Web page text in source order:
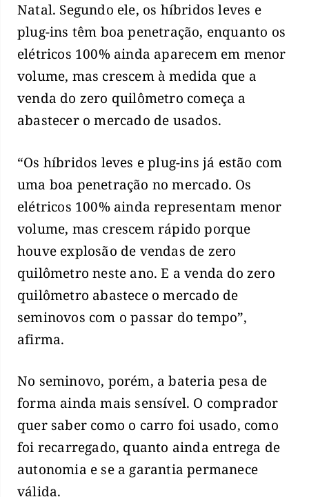
Natal. Segundo ele, os híbridos leves e
plug-ins têm boa penetração, enquanto os
elétricos 100% ainda aparecem em menor
volume, mas crescem à medida que a
venda do zero quilômetro começa a
abastecer o mercado de usados.
“Os híbridos leves e plug-ins já estão com
uma boa penetração no mercado. Os
elétricos 100% ainda representam menor
volume, mas crescem rápido porque
houve explosão de vendas de zero
quilômetro neste ano. E a venda do zero
quilômetro abastece o mercado de
seminovos com o passar do tempo”,
afirma.
No seminovo, porém, a bateria pesa de
forma ainda mais sensível. O comprador
quer saber como o carro foi usado, como
foi recarregado, quanto ainda entrega de
autonomia e se a garantia permanece
válida.